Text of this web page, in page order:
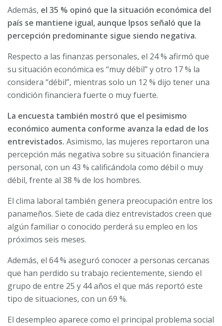
Además, el 35 % opinó que la situación económica del
país se mantiene igual, aunque Ipsos señaló que la
percepción predominante sigue siendo negativa.
Respecto a las finanzas personales, el 24 % afirmó que
su situación económica es “muy débil” y otro 17 % la
considera “débil”, mientras solo un 12 % dijo tener una
condición financiera fuerte o muy fuerte.
La encuesta también mostró que el pesimismo
económico aumenta conforme avanza la edad de los
entrevistados. Asimismo, las mujeres reportaron una
percepción más negativa sobre su situación financiera
personal, con un 43 % calificándola como débil o muy
débil, frente al 38 % de los hombres.
El clima laboral también genera preocupación entre los
panameños. Siete de cada diez entrevistados creen que
algún familiar o conocido perderá su empleo en los
próximos seis meses.
Además, el 64 % aseguró conocer a personas cercanas
que han perdido su trabajo recientemente, siendo el
grupo de entre 25 y 44 años el que más reportó este
tipo de situaciones, con un 69 %.
El desempleo aparece como el principal problema social